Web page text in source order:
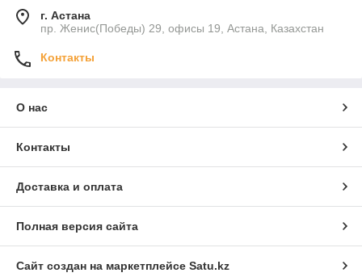
г. Астана
пр. Женис(Победы) 29, офисы 19, Астана, Казахстан
Контакты
О нас
Контакты
Доставка и оплата
Полная версия сайта
Сайт создан на маркетплейсе Satu.kz